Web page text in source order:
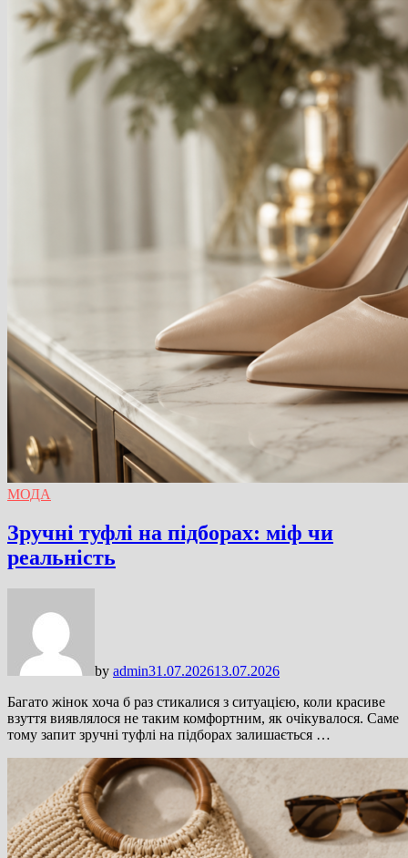
МОДА
Зручні туфлі на підборах: міф чи
реальність
by admin31.07.202613.07.2026
Багато жінок хоча б раз стикалися з ситуацією, коли красиве
взуття виявлялося не таким комфортним, як очікувалося. Саме
тому запит зручні туфлі на підборах залишається …